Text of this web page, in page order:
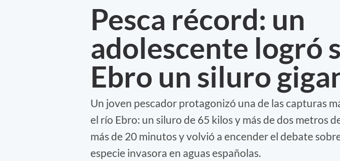
Pesca récord: un
adolescente logró
Ebro un siluro
Un joven pescador protagonizó una de las capturas
el río Ebro: un siluro de 65 kilos y más de dos metros
más de 20 minutos y volvió a encender el debate
especie invasora en aguas españolas.